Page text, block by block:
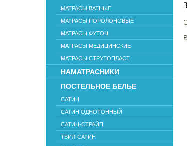
МАТРАСЫ ВАТНЫЕ
МАТРАСЫ ПОРОЛОНОВЫЕ
МАТРАСЫ ФУТОН
МАТРАСЫ МЕДИЦИНСКИЕ
МАТРАСЫ СТРУТОПЛАСТ
НАМАТРАСНИКИ
ПОСТЕЛЬНОЕ БЕЛЬЕ
САТИН
САТИН ОДНОТОННЫЙ
САТИН-СТРАЙП
ТВИЛ-САТИН